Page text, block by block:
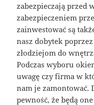
zabezpieczają przed
zabezpieczeniem
zainwestować są
nasz dobytek
złodziejom do
Podczas wyboru
uwagę czy firma w
nam je zamontować.
pewność, że będą